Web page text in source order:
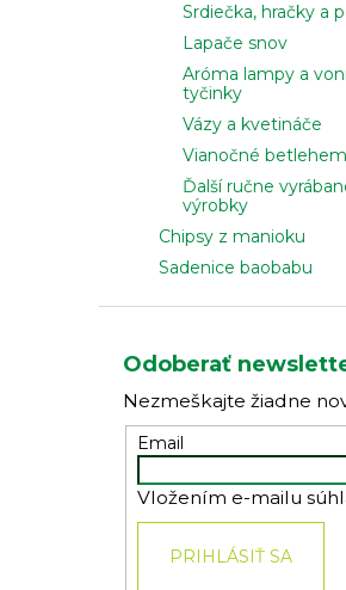
Srdiečka, hračky a
Lapače snov
Aróma lampy a
tyčinky
Vázy a kvetináče
Vianočné
Ďalší ručne
výrobky
Chipsy z manioku
Sadenice baobabu
Odoberať
Nezmeškajte žiadne
Email
Vložením e-mailu
PRIHLÁSIŤ SA